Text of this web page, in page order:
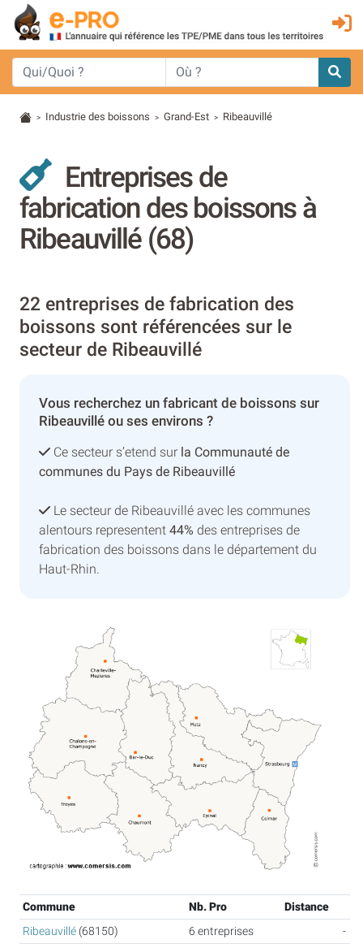
> Industrie des boissons > Grand-Est > Ribeauvillé
Entreprises de
fabrication des boissons à
Ribeauvillé (68)
22 entreprises de fabrication des
boissons sont référencées sur le
secteur de Ribeauvillé
Vous recherchez un fabricant de boissons sur
Ribeauvillé ou ses environs ?
Ce secteur s’etend sur la Communauté de
communes du Pays de Ribeauvillé
Le secteur de Ribeauvillé avec les communes
alentours representent 44% des entreprises de
fabrication des boissons dans le département du
Haut-Rhin.
Commune Nb. Pro
Distance
Ribeauvillé (68150) 6 entreprises
-